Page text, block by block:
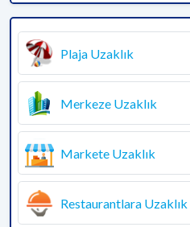
Plaja Uzaklık
Merkeze Uzaklık
Markete Uzaklık
Restaurantlara Uzaklık